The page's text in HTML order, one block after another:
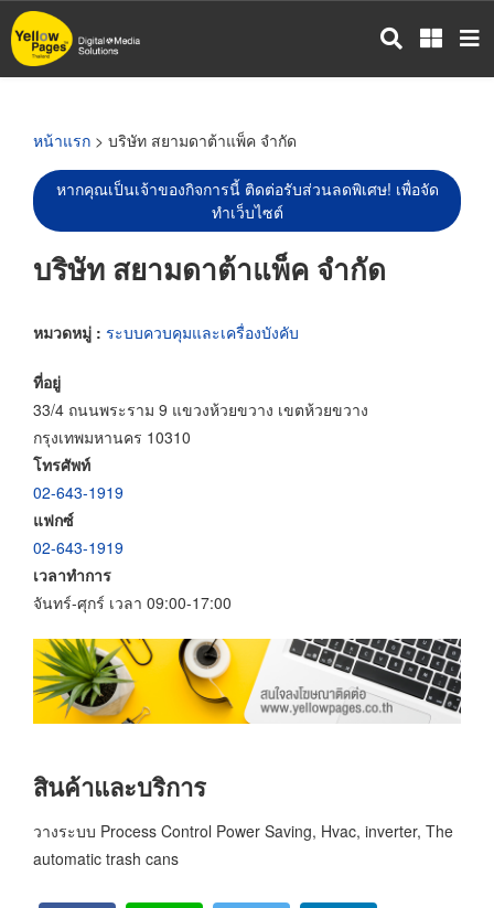
ข้าม
ไป
หน้าแรก > บริษัท สยามดาต้าแพ็ค จำกัด
หากคุณเป็นเจ้าของกิจการนี้ ติดต่อรับส่วนลดพิเศษ! เพื่อจัด
ทำเว็บไซต์
บริษัท สยามดาต้าแพ็ค จำกัด
หมวดหมู่ : ระบบควบคุมและเครื่องบังคับ
ที่อยู่
33/4 ถนนพระราม 9 แขวงห้วยขวาง เขตห้วยขวาง
กรุงเทพมหานคร 10310
โทรศัพท์
02-643-1919
แฟกซ์
02-643-1919
เวลาทำการ
จันทร์-ศุกร์ เวลา 09:00-17:00
สินค้าและบริการ
วางระบบ Process Control Power Saving, Hvac, inverter, The
automatic trash cans